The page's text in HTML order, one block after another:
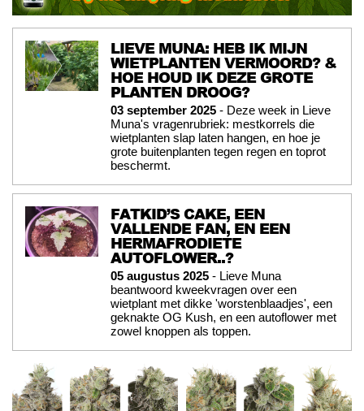
LIEVE MUNA: HEB IK MIJN
WIETPLANTEN VERMOORD? &
HOE HOUD IK DEZE GROTE
PLANTEN DROOG?
03 september 2025 - Deze week in Lieve
Muna's vragenrubriek: mestkorrels die
wietplanten slap laten hangen, en hoe je
grote buitenplanten tegen regen en toprot
beschermt.
FATKID’S CAKE, EEN
VALLENDE FAN, EN EEN
HERMAFRODIETE
AUTOFLOWER..?
05 augustus 2025 - Lieve Muna
beantwoord kweekvragen over een
wietplant met dikke 'worstenblaadjes', een
geknakte OG Kush, en een autoflower met
zowel knoppen als toppen.